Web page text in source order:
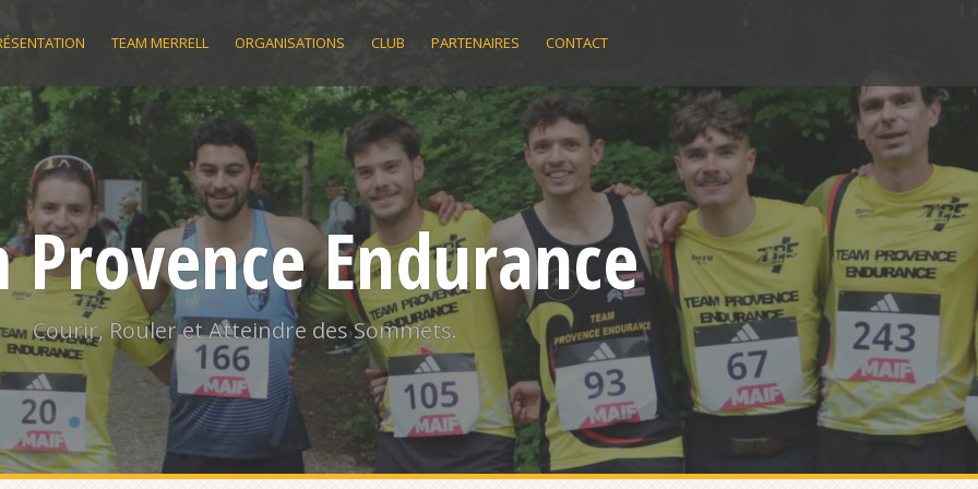
TEAM MERRELL ORGANISATIONS CLUB PARTENAIRES CONTACT
Provence Endurance
Courir, Rouler et Atteindre des Sommets.